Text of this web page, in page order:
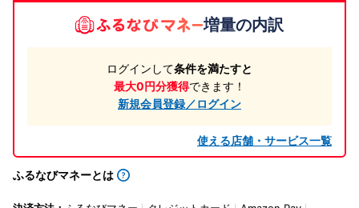
増量の内訳
ログインして条件を満たすと
最大0円分獲得できます！
新規会員登録／ログイン
使える店舗・サービス一覧
ふるなびマネーとは